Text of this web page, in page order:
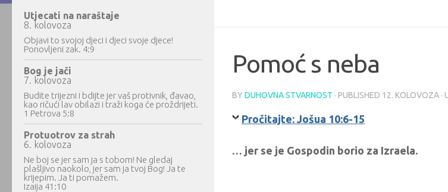
Pomoć s neba
BY DUHOVNA STVARNOST · PUBLISHED 12. KOLOVOZA ·
Pročitajte: Jošua 10:6-15
… jer se je Gospodin borio za Izraela.
Utjecati na naraštaje
8. kolovoza
Objavi to svojoj djeci i djeci svoje djece!
Ponovljeni zak. 4:9
Bog je jači
7. kolovoza
Budite trijezni i bdijte jer vaš protivnik, đavao,
kao ričući lav obilazi i traži koga će proždrijeti.
1 Petrova 5:8
Protuotrov za strah
6. kolovoza
Ne boj se jer sam ja s tobom! Ne gledaj
plašljivo naokolo, jer sam ja tvoj Bog! Ja te
krijepim. Ja ti pomažem.
Izaija 41:10